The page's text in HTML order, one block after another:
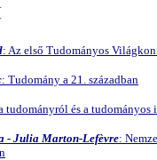
: Az első Tudományos
: Tudomány a 21. században
tudományról és a tudományos
- Julia Marton-Lefèvre: